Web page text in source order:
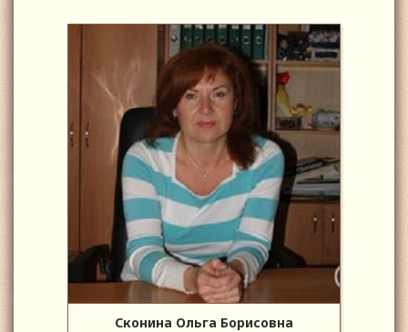
Сконина Ольга Борисовна